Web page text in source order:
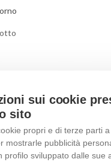
sui cookie
sito
propri e di terze parti
mostrarle pubblicità
profilo sviluppato dalle sue